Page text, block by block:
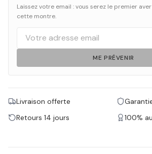
Laissez votre email : vous serez le premier
cette montre.
ME PRÉVENIR
Livraison offerte
Retours 14 jours
100%